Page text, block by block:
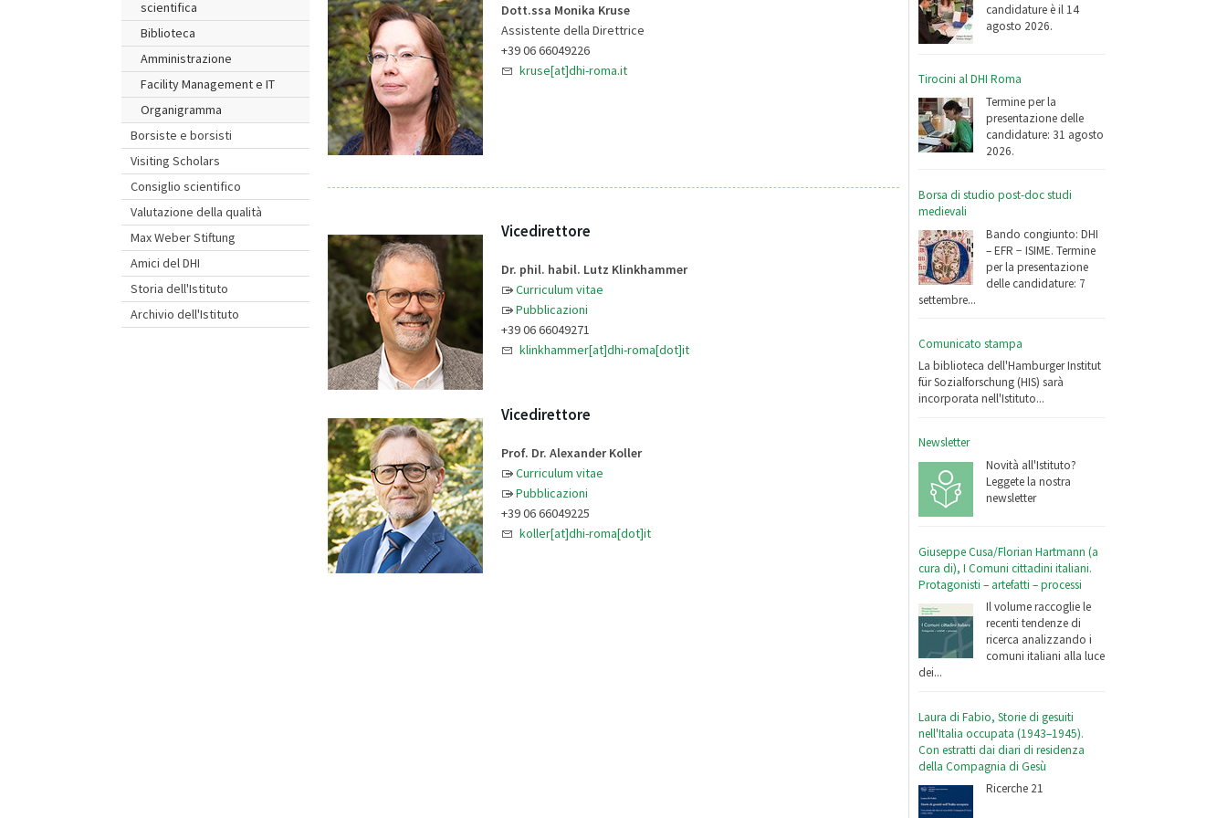
scientifica
Biblioteca
Amministrazione
Facility Management e IT
Organigramma
Borsiste e borsisti
Visiting Scholars
Consiglio scientifico
Valutazione della qualità
Max Weber Stiftung
Amici del DHI
Storia dell'Istituto
Archivio dell'Istituto
candidature è il 14
agosto 2026.
Tirocini al DHI Roma
Termine per la
presentazione delle
candidature: 31 agosto
2026.
Borsa di studio post-doc studi
medievali
Bando congiunto: DHI
– EFR − ISIME. Termine
per la presentazione
delle candidature: 7
settembre...
Comunicato stampa
La biblioteca dell'Hamburger Institut
für Sozialforschung (HIS) sarà
incorporata nell'Istituto...
Newsletter
Novità all'Istituto?
Leggete la nostra
newsletter
Giuseppe Cusa/Florian Hartmann (a
cura di), I Comuni cittadini italiani.
Protagonisti – artefatti – processi
Il volume raccoglie le
recenti tendenze di
ricerca analizzando i
comuni italiani alla luce
dei...
Laura di Fabio, Storie di gesuiti
nell'Italia occupata (1943–1945).
Con estratti dai diari di residenza
della Compagnia di Gesù
Ricerche 21
Dott.ssa Monika Kruse
Assistente della Direttrice
+39 06 66049226
kruse[at]dhi-roma.it
Vicedirettore
Dr. phil. habil. Lutz Klinkhammer
Curriculum vitae
Pubblicazioni
+39 06 66049271
klinkhammer[at]dhi-roma[dot]it
Vicedirettore
Prof. Dr. Alexander Koller
Curriculum vitae
Pubblicazioni
+39 06 66049225
koller[at]dhi-roma[dot]it